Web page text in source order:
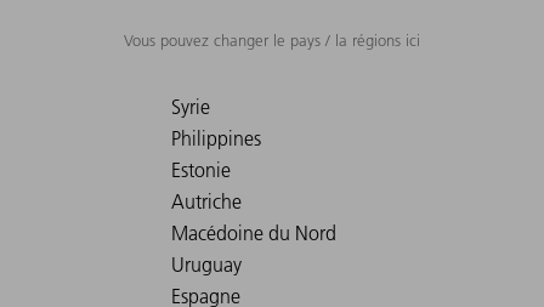
Vous pouvez changer le pays / la régions ici